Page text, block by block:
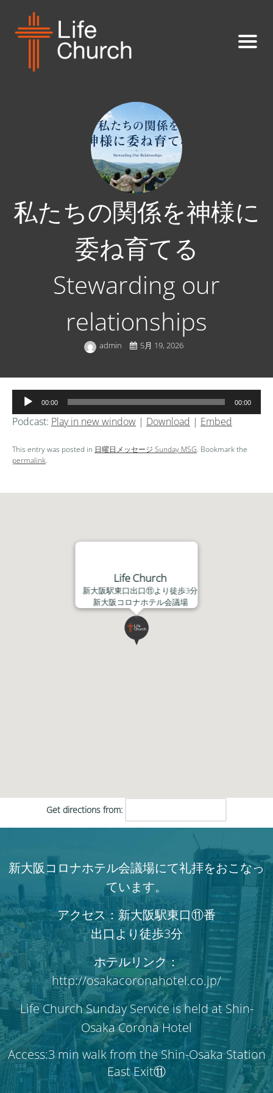
私たちの関係を神様に
委ね育てる
Stewarding our
relationships
admin 5月 19, 2026
声
プ
ー
00:00 00:00
Podcast: Play in new window | Download | Embed
This entry was posted in 日曜日メッセージ Sunday MSG. Bookmark the
permalink.
Life Church
新大阪駅東口出口⑪より徒歩3分
新大阪コロナホテル会議場
Get directions from:
新大阪コロナホテル会議場にて礼拝をおこなっ
ています。
アクセス：新大阪駅東口⑪番
出口より徒歩3分
ホテルリンク：
http://osakacoronahotel.co.jp/
Life Church Sunday Service is held at Shin-
Osaka Corona Hotel
Access:3 min walk from the Shin-Osaka Station
East Exit⑪